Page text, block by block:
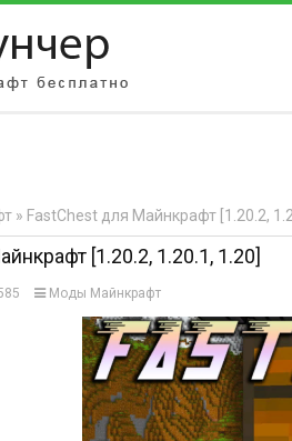
САЙТЕ
Регистрация
» FastChest для Майнкрафт [1.20.2,
[1.20.2, 1.20.1, 1.20]
Моды Майнкрафт